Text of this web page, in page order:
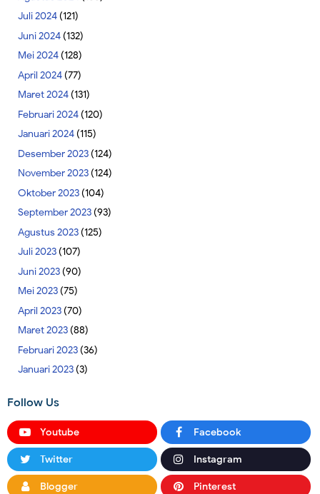
Juli 2024(121)
Juni 2024(132)
Mei 2024(128)
April 2024(77)
Maret 2024(131)
Februari 2024(120)
Januari 2024(115)
Desember 2023(124)
November 2023(124)
Oktober 2023(104)
September 2023(93)
Agustus 2023(125)
Juli 2023(107)
Juni 2023(90)
Mei 2023(75)
April 2023(70)
Maret 2023(88)
Februari 2023(36)
Januari 2023(3)
Follow Us
Youtube Facebook
Twitter Instagram
Blogger Pinterest